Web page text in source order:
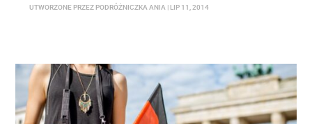
UTWORZONE PRZEZ PODRÓŻNICZKA ANIA | LIP 11, 2014